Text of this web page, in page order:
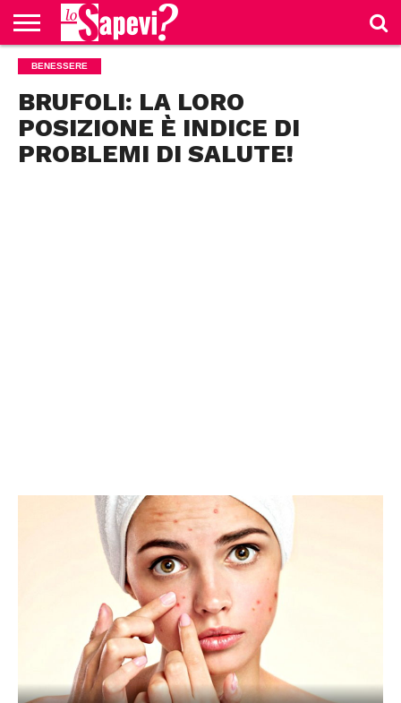
CURIOSITÀ
BENESSERE
GOSSIP
PRODOTTI
NEWS
CASA E
BENESSERE
BRUFOLI: LA LORO
POSIZIONE È INDICE DI
PROBLEMI DI SALUTE!